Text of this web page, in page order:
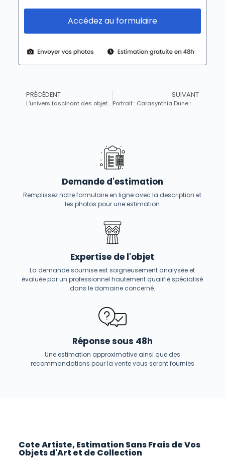
Accédez au formulaire
PRÉCÉDENT
L’univers fascinant des objets de collection dédiés au football
SUIVANT
Portrait : Carasynthia Dune : Plongée dans l’Univers des Objets de Collection
Demande d'estimation
Remplissez notre formulaire en ligne avec la description et
les photos pour une estimation
Expertise de l'objet
La demande soumise est soigneusement analysée et
évaluée par un professionnel hautement qualifié spécialisé
dans le domaine concerné.
Réponse sous 48h
Une estimation approximative ainsi que des
recommandations pour la vente vous seront fournies
Cote Artiste, Estimation Sans Frais de Vos
Objets d'Art et de Collection